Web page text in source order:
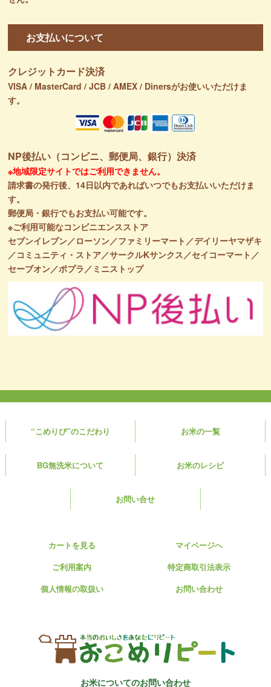
お支払いについて
クレジットカード決済
VISA / MasterCard / JCB / AMEX / Dinersがお使いいただけま
す。
NP後払い（コンビニ、郵便局、銀行）決済
※地域限定サイトではご利用できません。
請求書の発行後、14日以内であればいつでもお支払いいただけま
す。
郵便局・銀行でもお支払い可能です。
※ご利用可能なコンビニエンスストア
セブンイレブン／ローソン／ファミリーマート／デイリーヤマザキ
／コミュニティ・ストア／サークルKサンクス／セイコーマート／
セーブオン／ポプラ／ミニストップ
“こめりぴ”のこだわり お米の一覧
BG無洗米について お米のレシピ
お問い合せ
カートを見る
マイページへ
ご利用案内
特定商取引法表示
個人情報の取扱い
お問い合わせ
お米についてのお問い合わせ